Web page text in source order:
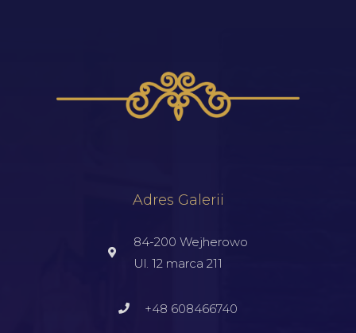
Adres Galerii
84-200 Wejherowo
Ul. 12 marca 211
+48 608466740